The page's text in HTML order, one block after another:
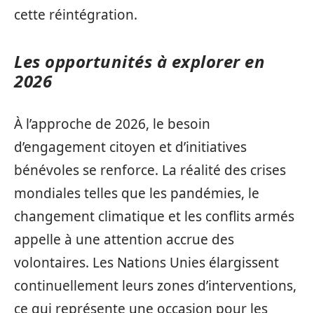
cette réintégration.
Les opportunités à explorer en
2026
À l’approche de 2026, le besoin
d’engagement citoyen et d’initiatives
bénévoles se renforce. La réalité des crises
mondiales telles que les pandémies, le
changement climatique et les conflits armés
appelle à une attention accrue des
volontaires. Les Nations Unies élargissent
continuellement leurs zones d’interventions,
ce qui représente une occasion pour les